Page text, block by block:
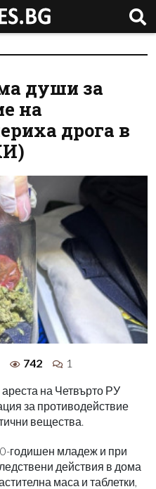
души за
на
дрога в
742 1
на Четвърто РУ
за противодействие
вещества.
годишен младеж и при
действия в дома
маса и таблетки,